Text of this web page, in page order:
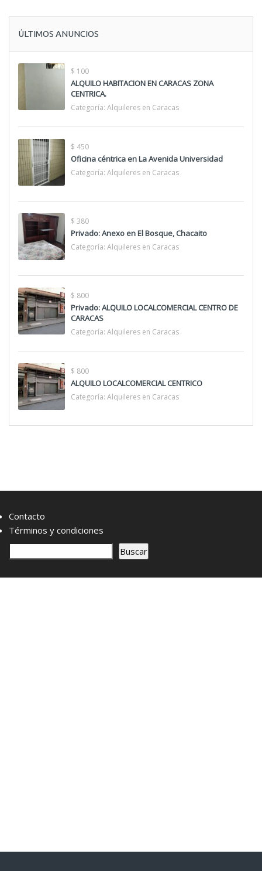
ÚLTIMOS ANUNCIOS
$ 100
ALQUILO HABITACION EN CARACAS ZONA
CENTRICA.
Categoría: Alquileres en Caracas
$ 450
Oficina céntrica en La Avenida Universidad
Categoría: Alquileres en Caracas
$ 380
Privado: Anexo en El Bosque, Chacaito
Categoría: Alquileres en Caracas
$ 800
Privado: ALQUILO LOCALCOMERCIAL CENTRO DE
CARACAS
Categoría: Alquileres en Caracas
$ 800
ALQUILO LOCALCOMERCIAL CENTRICO
Categoría: Alquileres en Caracas
Contacto
Términos y condiciones
u
s
Buscar